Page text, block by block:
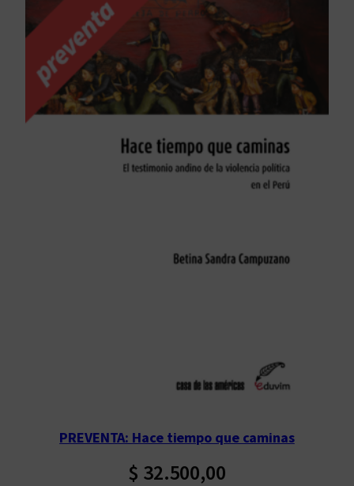
PREVENTA: Hace tiempo que caminas
$ 32.500,00